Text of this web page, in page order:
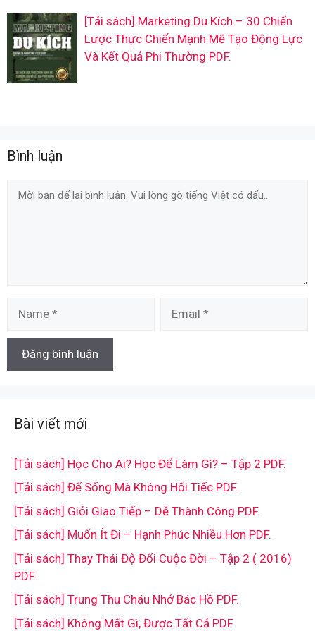
[Tải sách] Marketing Du Kích – 30 Chiến
Lược Thực Chiến Mạnh Mẽ Tạo Động Lực
Và Kết Quả Phi Thường PDF.
Bình luận
Comment
Bài viết mới
[Tải sách] Học Cho Ai? Học Để Làm Gì? – Tập 2 PDF.
[Tải sách] Để Sống Mà Không Hối Tiếc PDF.
[Tải sách] Giỏi Giao Tiếp – Dễ Thành Công PDF.
[Tải sách] Muốn Ít Đi – Hạnh Phúc Nhiều Hơn PDF.
[Tải sách] Thay Thái Độ Đổi Cuộc Đời – Tập 2 ( 2016)
PDF.
[Tải sách] Trung Thu Cháu Nhớ Bác Hồ PDF.
[Tải sách] Không Mất Gì, Được Tất Cả PDF.